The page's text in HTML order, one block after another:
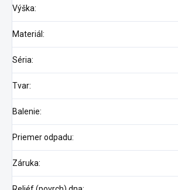
Výška:
Materiál :
Séria:
Tvar:
Balenie:
Priemer odpadu:
Záruka: